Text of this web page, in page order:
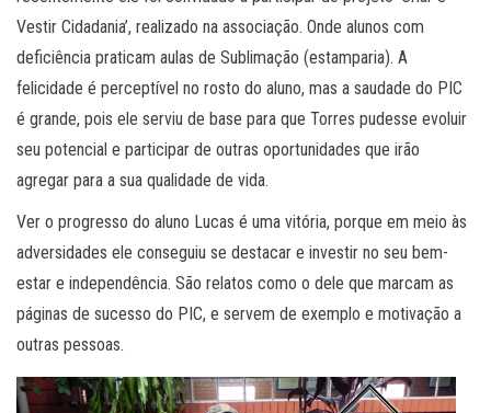
Vestir Cidadania’, realizado na associação. Onde alunos com
deficiência praticam aulas de Sublimação (estamparia). A
felicidade é perceptível no rosto do aluno, mas a saudade do PIC
é grande, pois ele serviu de base para que Torres pudesse evoluir
seu potencial e participar de outras oportunidades que irão
agregar para a sua qualidade de vida.
Ver o progresso do aluno Lucas é uma vitória, porque em meio às
adversidades ele conseguiu se destacar e investir no seu bem-
estar e independência. São relatos como o dele que marcam as
páginas de sucesso do PIC, e servem de exemplo e motivação a
outras pessoas.